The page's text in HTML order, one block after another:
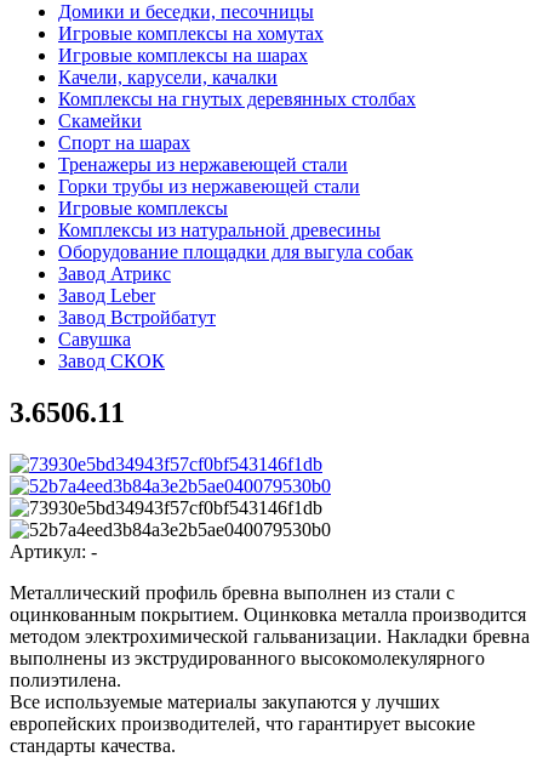
Домики и беседки, песочницы
Игровые комплексы на хомутах
Игровые комплексы на шарах
Качели, карусели, качалки
Комплексы на гнутых деревянных столбах
Скамейки
Спорт на шарах
Тренажеры из нержавеющей стали
Горки трубы из нержавеющей стали
Игровые комплексы
Комплексы из натуральной древесины
Оборудование площадки для выгула собак
Завод Атрикс
Завод Leber
Завод Встройбатут
Савушка
Завод СКОК
3.6506.11
Артикул: -
Металлический профиль бревна выполнен из стали с
оцинкованным покрытием. Оцинковка металла производится
методом электрохимической гальванизации. Накладки бревна
выполнены из экструдированного высокомолекулярного
полиэтилена.
Все используемые материалы закупаются у лучших
европейских производителей, что гарантирует высокие
стандарты качества.